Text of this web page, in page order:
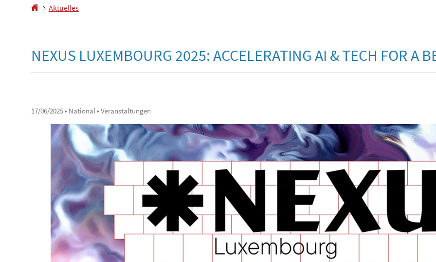
Startseite
Aktuelles
NEXUS LUXEMBOURG 2025: ACCELERATING AI & TECH FOR A
17/06/2025• National • Veranstaltungen